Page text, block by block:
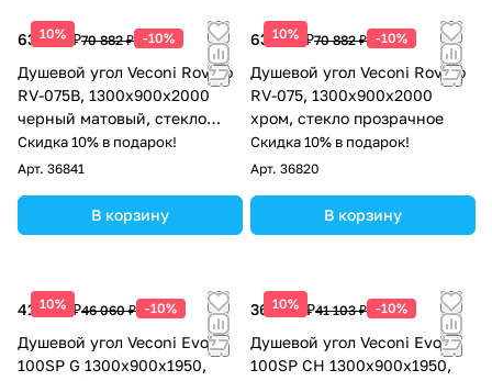
10%
63 794 ₽70 882 ₽ -10%
Душевой угол Veconi Rovigo
RV-075B, 1300х900х2000
черный матовый, стекло
прозрачное
Скидка 10% в подарок!
Арт. 36841
В корзину
10%
63 794 ₽70 882 ₽ -10%
Душевой угол Veconi Rovigo
RV-075, 1300х900х2000
хром, стекло прозрачное
Скидка 10% в подарок!
Арт. 36820
В корзину
10%
41 454 ₽46 060 ₽ -10%
Душевой угол Veconi Evo
100SP G 1300х900x1950,
10%
36 993 ₽41 103 ₽ -10%
Душевой угол Veconi Evo
100SP CH 1300х900x1950,